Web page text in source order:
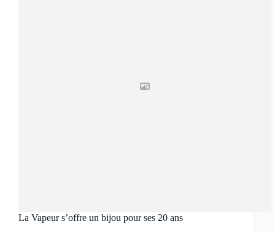
La Vapeur s’offre un bijou pour ses 20 ans